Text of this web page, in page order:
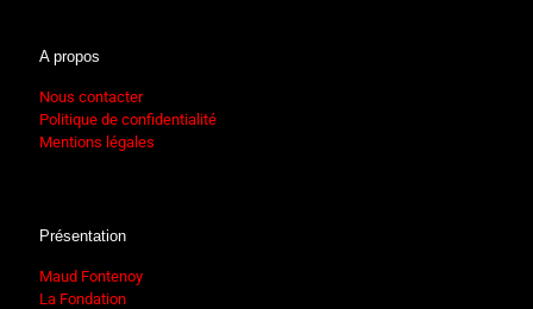
A propos
Nous contacter
Politique de confidentialité
Mentions légales
Présentation
Maud Fontenoy
La Fondation